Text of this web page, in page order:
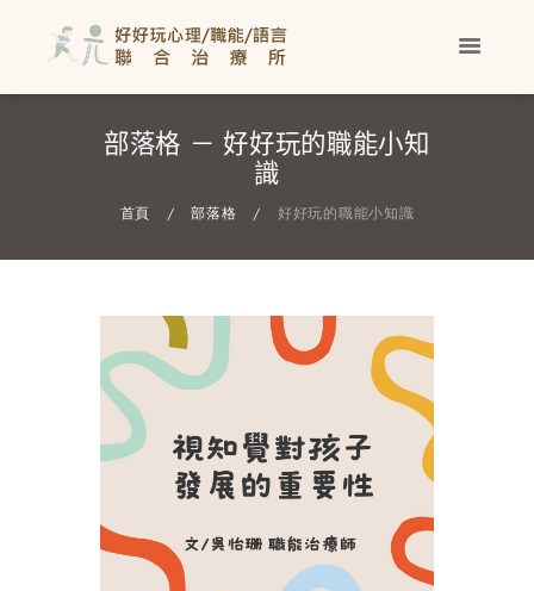
部落格 － 好好玩的職能小知
識
首頁 部落格 好好玩的職能小知識